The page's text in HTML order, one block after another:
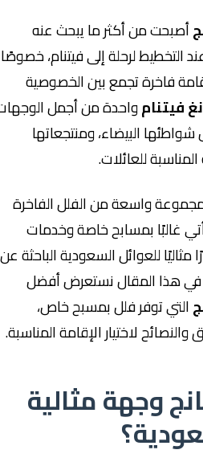
من أكثر ما يبحث عنه
لرحلة إلى فيتنام، خصوصًا
فاخرة تجمع بين الخصوصية
واحدة من أجمل الوجهات
البيضاء، ومنتجعاتها
للعائلات.
واسعة من الفلل الفاخرة
غالبًا بمسابح خاصة وخدمات
للعوائل السعودية الباحثة عن
هذا المقال نستعرض أفضل
توفر فلل بمسبح خاص،
لاختيار الإقامة المناسبة.
وجهة مثالية